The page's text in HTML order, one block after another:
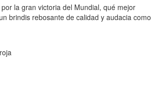
la gran victoria del Mundial, qué mejor
brindis rebosante de calidad y audacia como